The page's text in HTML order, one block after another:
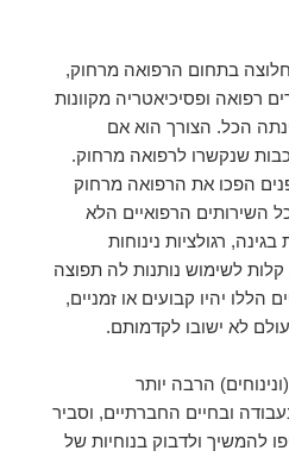
בתחום הרפואה מרחוק,
רפואה ופסיכיאטריה מקוונות
הכל. הצורך הוא אם
שנקשרו לרפואה מרחוק.
הפכו את הרפואה מרחוק
השירותים הרפואיים הלא
רגולציות נינוחות
לשימוש נותנות לה תפוצה
יהיו קבועים או זמניים,
לא ישובו לקדמותם.
הרבה יותר
ובחיים החברתיים, וסביר
להמשיך ולדבוק בנוחיות של